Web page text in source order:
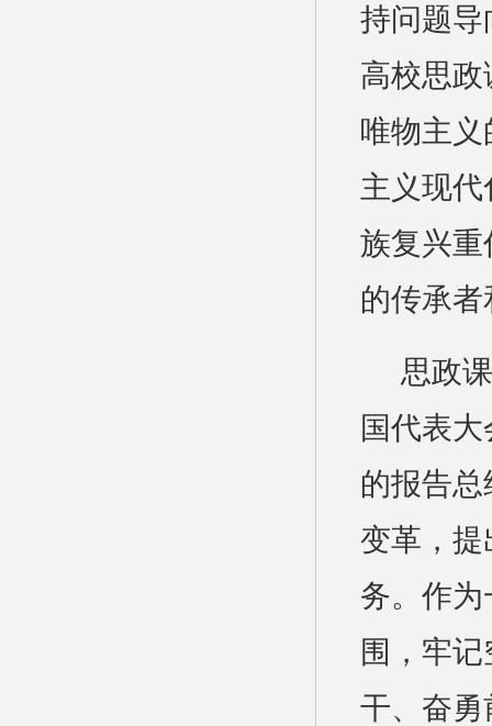
持问题
高校思
唯物主
主义现
族复兴
的传承
思政
国代表
的报告
变革，
务。作
围，牢
干、奋